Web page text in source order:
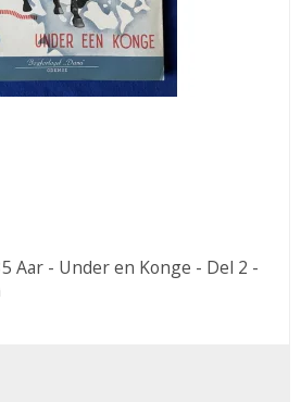
Aar - Under en Konge - Del 2 -